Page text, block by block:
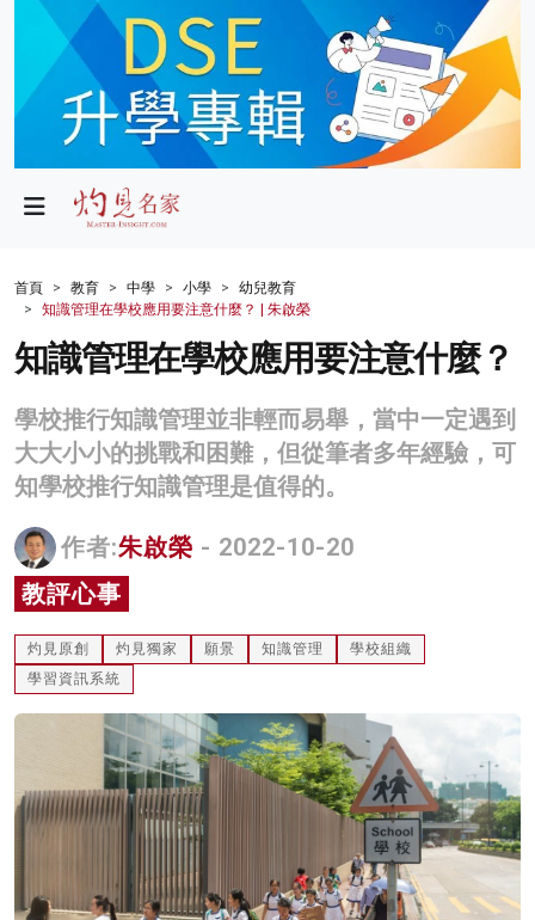
政局
財經
生活
健康
商業
科技
名家榜
灼見活動
關於我們
首頁 教育 中學 小學
幼兒教育
知識管理在學校應用要注意什麼？ | 朱啟榮
知識管理在學校應用要注意什麼？
學校推行知識管理並非輕而易舉，當中一定遇到
大大小小的挑戰和困難，但從筆者多年經驗，可
知學校推行知識管理是值得的。
作者:朱啟榮 - 2022-10-20
教評心事
灼見原創 灼見獨家 願景 知識管理
學校組織
學習資訊系統